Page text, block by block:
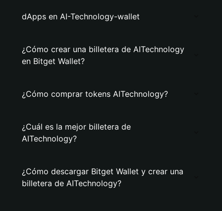
dApps en AI-Technology-wallet
¿Cómo crear una billetera de AITechnology
en Bitget Wallet?
¿Cómo comprar tokens AITechnology?
¿Cuál es la mejor billetera de
AITechnology?
¿Cómo descargar Bitget Wallet y crear una
billetera de AITechnology?